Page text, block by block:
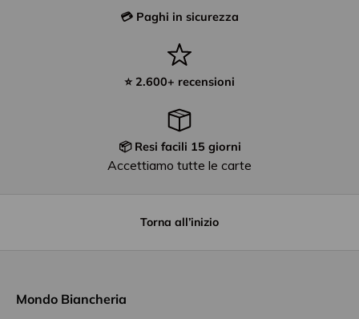
💳 Paghi in sicurezza
⭐ 2.600+ recensioni
📦 Resi facili 15 giorni
Accettiamo tutte le carte
Torna all’inizio
Mondo Biancheria